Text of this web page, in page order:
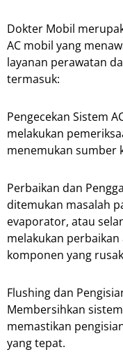
Dokter Mobil
AC mobil yang
layanan perawatan
termasuk:
Pengecekan Sistem
melakukan
menemukan sumber
Perbaikan dan
ditemukan masalah
evaporator, atau
melakukan
komponen yang
Flushing dan
Membersihkan
memastikan
yang tepat.